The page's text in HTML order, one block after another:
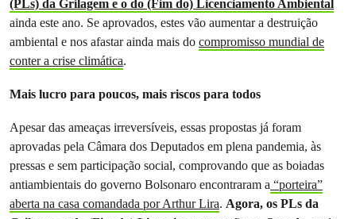
(PLs) da Grilagem e o do (Fim do) Licenciamento Ambiental
ainda este ano. Se aprovados, estes vão aumentar a destruição
ambiental e nos afastar ainda mais do compromisso mundial de
conter a crise climática.
Mais lucro para poucos, mais riscos para todos
Apesar das ameaças irreversíveis, essas propostas já foram
aprovadas pela Câmara dos Deputados em plena pandemia, às
pressas e sem participação social, comprovando que as boiadas
antiambientais do governo Bolsonaro encontraram a “porteira”
aberta na casa comandada por Arthur Lira. Agora, os PLs da